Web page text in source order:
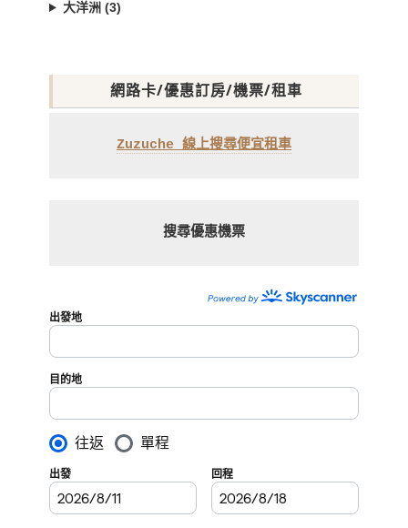
大洋洲 (3)
網路卡/優惠訂房/機票/租車
Zuzuche 線上搜尋便宜租車
搜尋優惠機票